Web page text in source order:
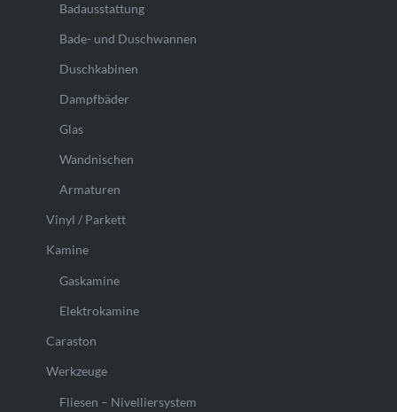
Badausstattung
Bade- und Duschwannen
Duschkabinen
Dampfbäder
Glas
Wandnischen
Armaturen
Vinyl / Parkett
Kamine
Gaskamine
Elektrokamine
Caraston
Werkzeuge
Fliesen – Nivelliersystem